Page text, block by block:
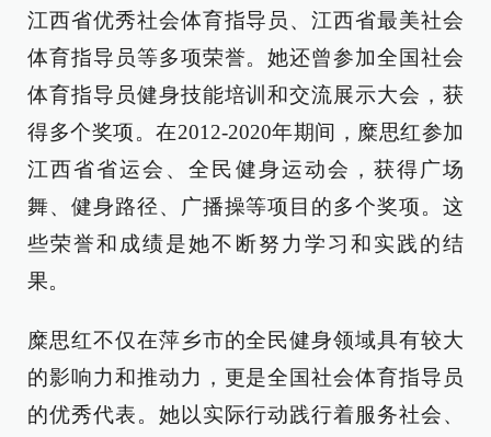
江西省优秀社会体育指导员、江西省最美社会
体育指导员等多项荣誉。她还曾参加全国社会
体育指导员健身技能培训和交流展示大会，获
得多个奖项。在2012-2020年期间，糜思红参加
江西省省运会、全民健身运动会，获得广场
舞、健身路径、广播操等项目的多个奖项。这
些荣誉和成绩是她不断努力学习和实践的结
果。
糜思红不仅在萍乡市的全民健身领域具有较大
的影响力和推动力，更是全国社会体育指导员
的优秀代表。她以实际行动践行着服务社会、